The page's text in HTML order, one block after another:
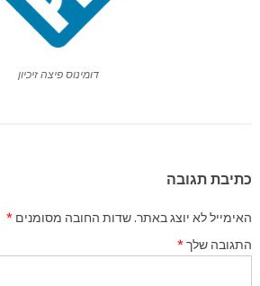
דומינוס פיצה זיכיון
כתיבת תגובה
האימייל לא יוצג באתר.שדות החובה מסומנים *
התגובה שלך *